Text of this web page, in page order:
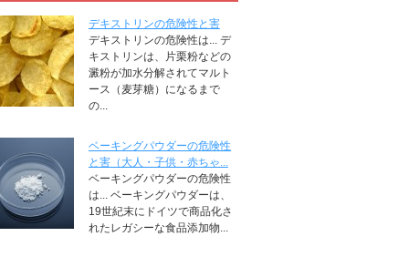
デキストリンの危険性と害
デキストリンの危険性は... デ
キストリンは、片栗粉などの
澱粉が加水分解されてマルト
ース（麦芽糖）になるまで
の...
ベーキングパウダーの危険性
と害（大人・子供・赤ちゃ...
ベーキングパウダーの危険性
は... ベーキングパウダーは、
19世紀末にドイツで商品化さ
れたレガシーな食品添加物...